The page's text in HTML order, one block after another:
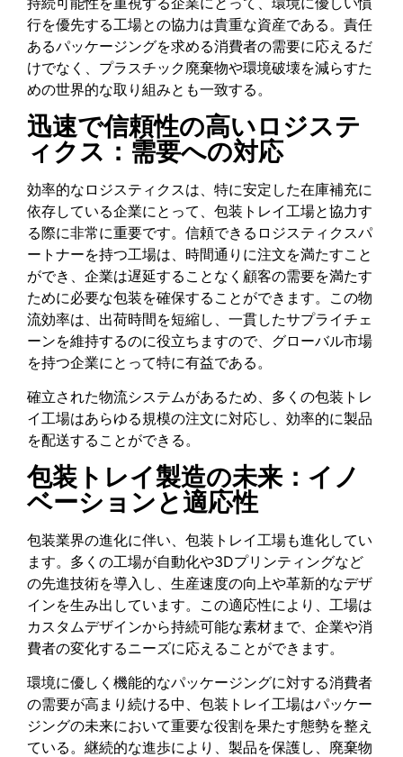
行を優先する工場との協力は貴重な資産である。責任
あるパッケージングを求める消費者の需要に応えるだ
けでなく、プラスチック廃棄物や環境破壊を減らすた
めの世界的な取り組みとも一致する。
迅速で信頼性の高いロジステ
ィクス：需要への対応
効率的なロジスティクスは、特に安定した在庫補充に
依存している企業にとって、包装トレイ工場と協力す
る際に非常に重要です。信頼できるロジスティクスパ
ートナーを持つ工場は、時間通りに注文を満たすこと
ができ、企業は遅延することなく顧客の需要を満たす
ために必要な包装を確保することができます。この物
流効率は、出荷時間を短縮し、一貫したサプライチェ
ーンを維持するのに役立ちますので、グローバル市場
を持つ企業にとって特に有益である。
確立された物流システムがあるため、多くの包装トレ
イ工場はあらゆる規模の注文に対応し、効率的に製品
を配送することができる。
包装トレイ製造の未来：イノ
ベーションと適応性
包装業界の進化に伴い、包装トレイ工場も進化してい
ます。多くの工場が自動化や3Dプリンティングなど
の先進技術を導入し、生産速度の向上や革新的なデザ
インを生み出しています。この適応性により、工場は
カスタムデザインから持続可能な素材まで、企業や消
費者の変化するニーズに応えることができます。
環境に優しく機能的なパッケージングに対する消費者
の需要が高まり続ける中、包装トレイ工場はパッケー
ジングの未来において重要な役割を果たす態勢を整え
ている。継続的な進歩により、製品を保護し、廃棄物